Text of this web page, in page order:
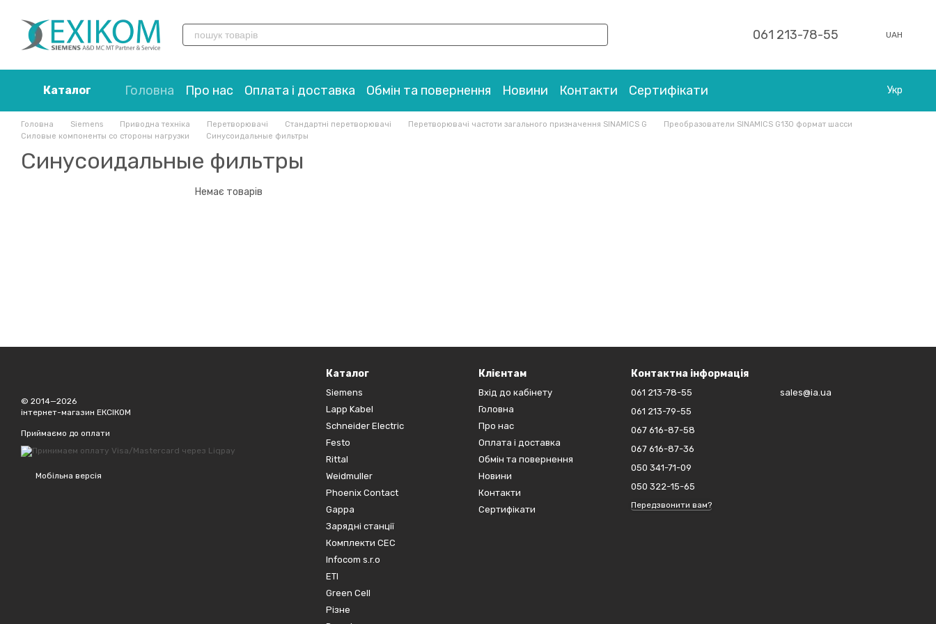
061 213-78-55 UAH
Каталог Головна Про нас Оплата і доставка Обмін та повернення Новини Контакти Сертифікати Укр
Головна Siemens Приводна техніка Перетворювачі Стандартні перетворювачі Перетворювачі частоти загального призначення SINAMICS G
Преобразователи SINAMICS G130 формат шасси
Силовые компоненты со стороны нагрузки
Синусоидальные фильтры
Синусоидальные фильтры
Немає товарів
© 2014—2026
інтернет-магазин ЕКСІКОМ
Приймаємо до оплати
Мобільна версія
Каталог
Siemens
Lapp Kabel
Schneider Electric
Festo
Rittal
Weidmuller
Phoenix Contact
Gappa
Зарядні станції
Комплекти СЕС
Infocom s.r.o
ETI
Green Cell
Різне
Клієнтам
Вхід до кабінету
Головна
Про нас
Оплата і доставка
Обмін та повернення
Новини
Контакти
Сертифікати
Контактна інформація
061 213-78-55
061 213-79-55
067 616-87-58
067 616-87-36
050 341-71-09
050 322-15-65
Передзвонити вам?
sales@ia.ua